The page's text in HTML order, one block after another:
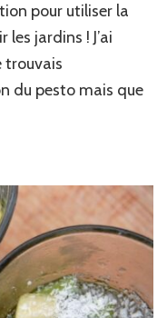
pour utiliser la
jardins ! J’ai
trouvais
du pesto mais que